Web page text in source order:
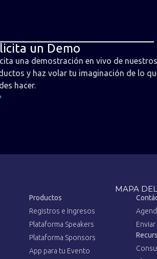
un Demo
una demostración en vivo de nuestros
y haz volar tu imaginación de lo
hacer.
MAPA
Productos
Registros e Ingresos
Plataforma Speakers
Plataforma Sponsors
App para tu Evento